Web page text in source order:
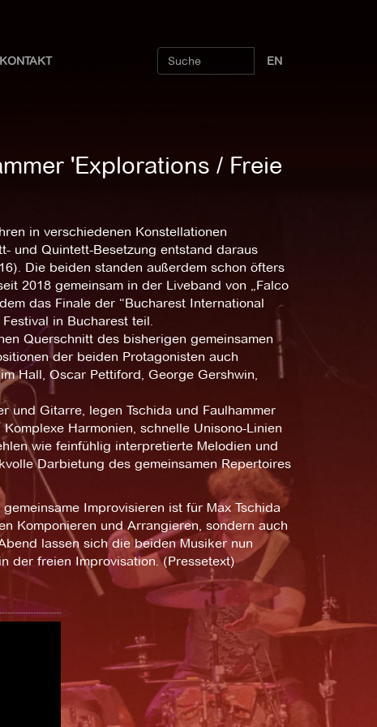
KONTAKT EN
'Explorations / Freie
in verschiedenen Konstellationen
und Quintett-Besetzung entstand daraus
Die beiden standen außerdem schon öfters
2018 gemeinsam in der Liveband von „Falco
das Finale der “Bucharest International
in Bucharest teil.
Querschnitt des bisherigen gemeinsamen
der beiden Protagonisten auch
Hall, Oscar Pettiford, George Gershwin,
und Gitarre, legen Tschida und Faulhammer
Harmonien, schnelle Unisono-Linien
wie feinfühlig interpretierte Melodien und
Darbietung des gemeinsamen Repertoires
Improvisieren ist für Max Tschida
Komponieren und Arrangieren, sondern auch
lassen sich die beiden Musiker nun
der freien Improvisation. (Pressetext)